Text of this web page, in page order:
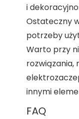
i
Ostateczny
potrzeby
Warto przy
rozwiązania,
innymi
FAQ